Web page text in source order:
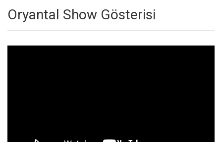
Oryantal Show Gösterisi